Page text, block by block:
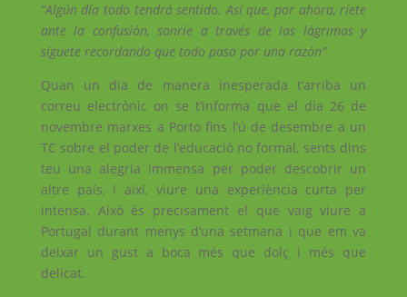
“Algún día todo tendrá sentido. Así que, por ahora, ríete
ante la confusión, sonríe a través de las lágrimas y
síguete recordando que todo pasa por una razón”.
Quan un dia de manera inesperada t’arriba un
correu electrònic on se t’informa que el dia 26 de
novembre marxes a Porto fins l’ú de desembre a un
TC sobre el poder de l’educació no formal, sents dins
teu una alegria immensa per poder descobrir un
altre país, i així, viure una experiència curta per
intensa. Això és precisament el que vaig viure a
Portugal durant menys d’una setmana i que em va
deixar un gust a boca més que dolç i més que
delicat.